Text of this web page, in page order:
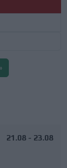
21.08 - 23.08